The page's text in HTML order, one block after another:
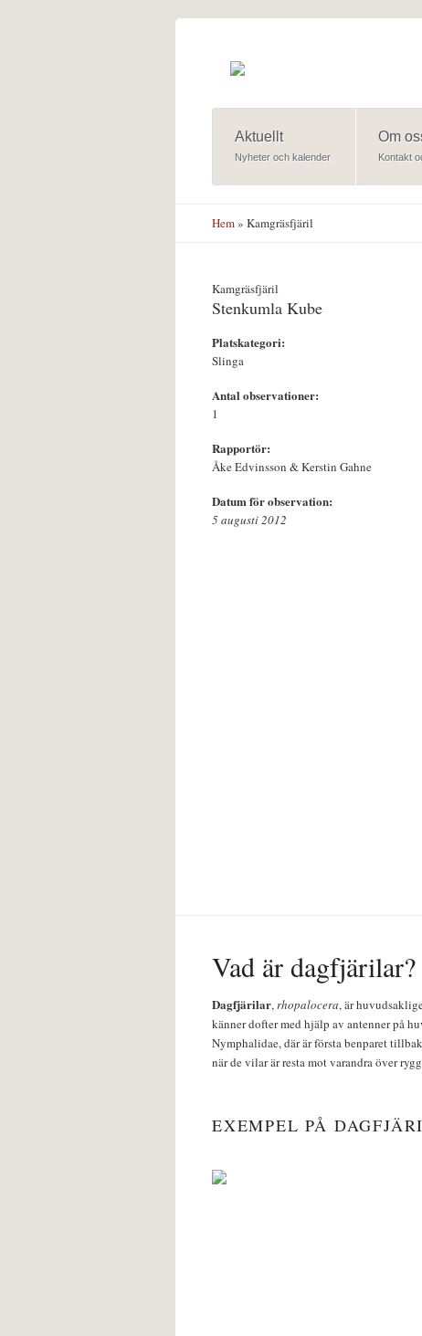
Aktuellt
Nyheter och kalender
Om
Kontakt
Hem» Kamgräsfjäril
Kamgräsfjäril
Stenkumla Kube
Platskategori:
Slinga
Antal observationer:
1
Rapportör:
Åke Edvinsson & Kerstin Gahne
Datum för observation:
5 augusti 2012
Vad är dagfjärilar?
Dagfjärilar,rhopalocera, är
känner dofter med hjälp av antenner på
Nymphalidae, där är första benparet
när de vilar är resta mot varandra över
EXEMPEL PÅ